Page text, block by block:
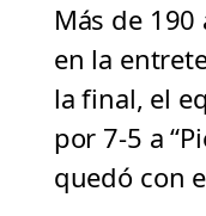
Más de
en la
la final, el
por 7-5 a
quedó con